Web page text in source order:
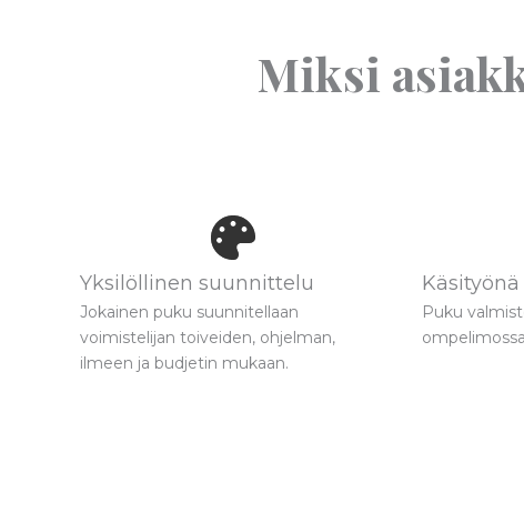
Miksi
Yksilöllinen suunnittelu
Jokainen puku suunnitellaan
voimistelijan toiveiden, ohjelman,
ilmeen ja budjetin mukaan.
Puku